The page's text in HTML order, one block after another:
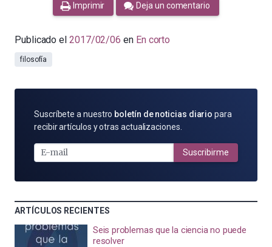
Imprimir Deja un comentario
Publicado el 2017/02/06 en En corto
filosofía
SUSCRÍBETE
POR
MAIL
Suscríbete a nuestro boletín de noticias diario para
recibir artículos y otras actualizaciones.
Suscribirme
ARTÍCULOS RECIENTES
Seis problemas que la ciencia no puede
resolver